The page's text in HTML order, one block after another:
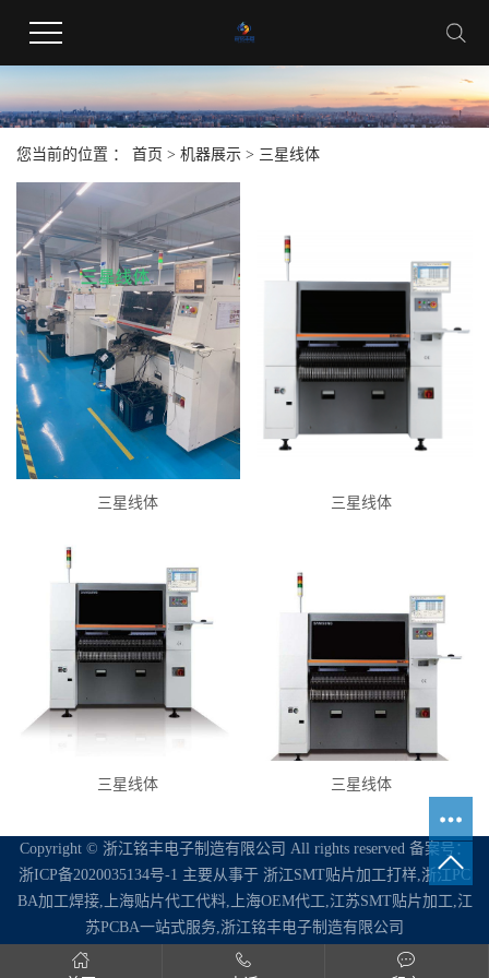
您当前的位置 ： 首页 > 机器展示 > 三星线体
三星线体 三星线体
三星线体 三星线体
Copyright © 浙江铭丰电子制造有限公司 All rights reserved 备案号：
浙ICP备2020035134号-1 主要从事于 浙江SMT贴片加工打样,浙江PC
BA加工焊接,上海贴片代工代料,上海OEM代工,江苏SMT贴片加工,江
苏PCBA一站式服务,浙江铭丰电子制造有限公司